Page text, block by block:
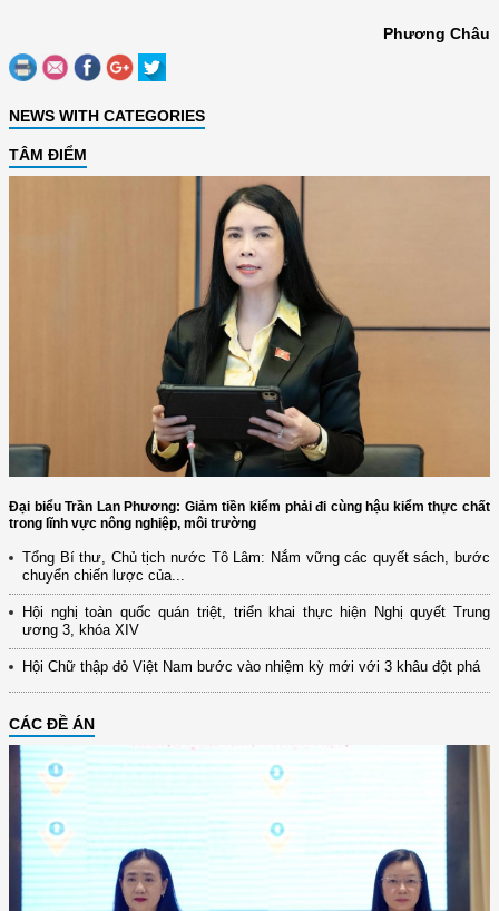
Phương Châu
NEWS WITH CATEGORIES
TÂM ĐIỂM
Đại biểu Trần Lan Phương: Giảm tiền kiểm phải đi cùng hậu kiểm thực chất
trong lĩnh vực nông nghiệp, môi trường
Tổng Bí thư, Chủ tịch nước Tô Lâm: Nắm vững các quyết sách, bước
chuyển chiến lược của...
Hội nghị toàn quốc quán triệt, triển khai thực hiện Nghị quyết Trung
ương 3, khóa XIV
Hội Chữ thập đỏ Việt Nam bước vào nhiệm kỳ mới với 3 khâu đột phá
CÁC ĐỀ ÁN